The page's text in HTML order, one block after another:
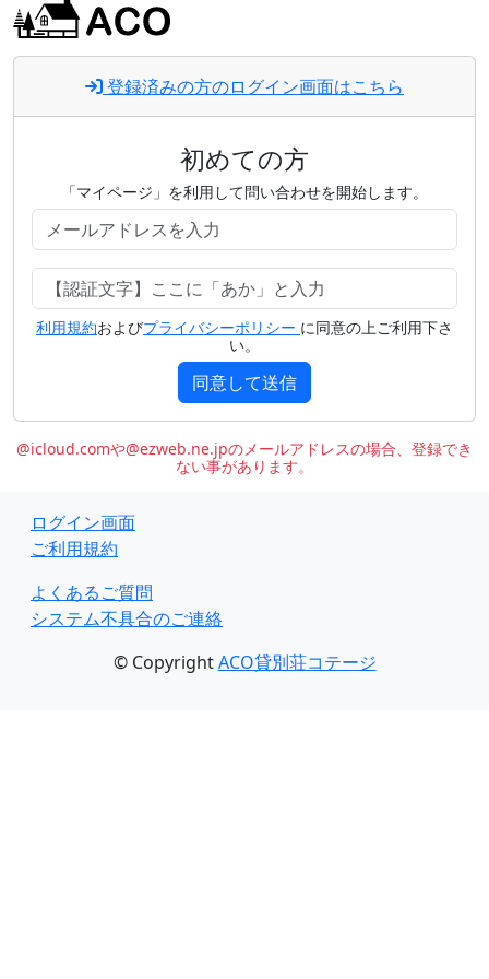
登録済みの方のログイン画面はこちら
初めての方
「マイページ」を利用して問い合わせを開始します。
利用規約およびプライバシーポリシー に同意の上ご利用下さ
い。
同意して送信
@icloud.comや@ezweb.ne.jpのメールアドレスの場合、登録でき
ない事があります。
ログイン画面
ご利用規約
よくあるご質問
システム不具合のご連絡
© CopyrightACO貸別荘コテージ